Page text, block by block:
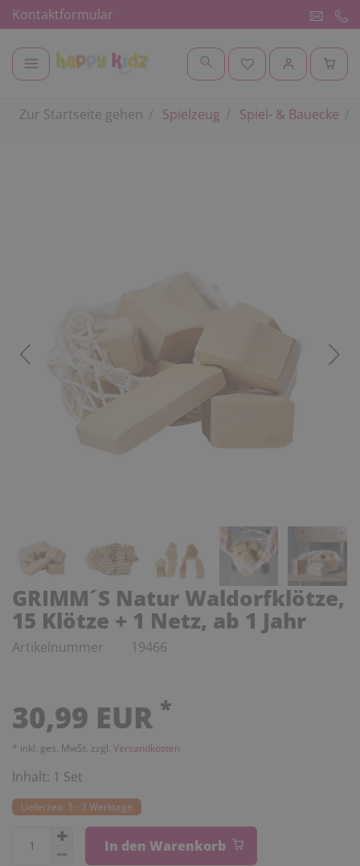
Kontaktformular
Zur Startseite gehen Spielzeug Spiel- & Bauecke
GRIMM´S Natur Waldorfklötze,
15 Klötze + 1 Netz, ab 1 Jahr
Artikelnummer 19466
30,99 EUR *
* inkl. ges. MwSt. zzgl. Versandkosten
Inhalt: 1 Set
Lieferzeit: 1 - 3 Werktage
In den Warenkorb